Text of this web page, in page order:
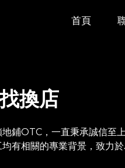
首頁
換店
鋪OTC，一直秉承誠信至
有相關的專業背景，致力